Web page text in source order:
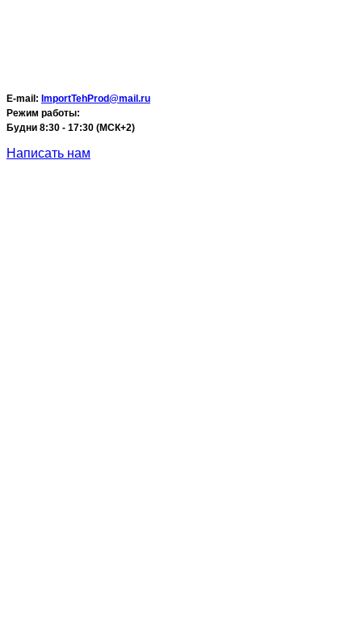
E-mail: ImportTehProd@mail.ru
Режим работы:
Будни 8:30 - 17:30 (МСК+2)
Написать нам